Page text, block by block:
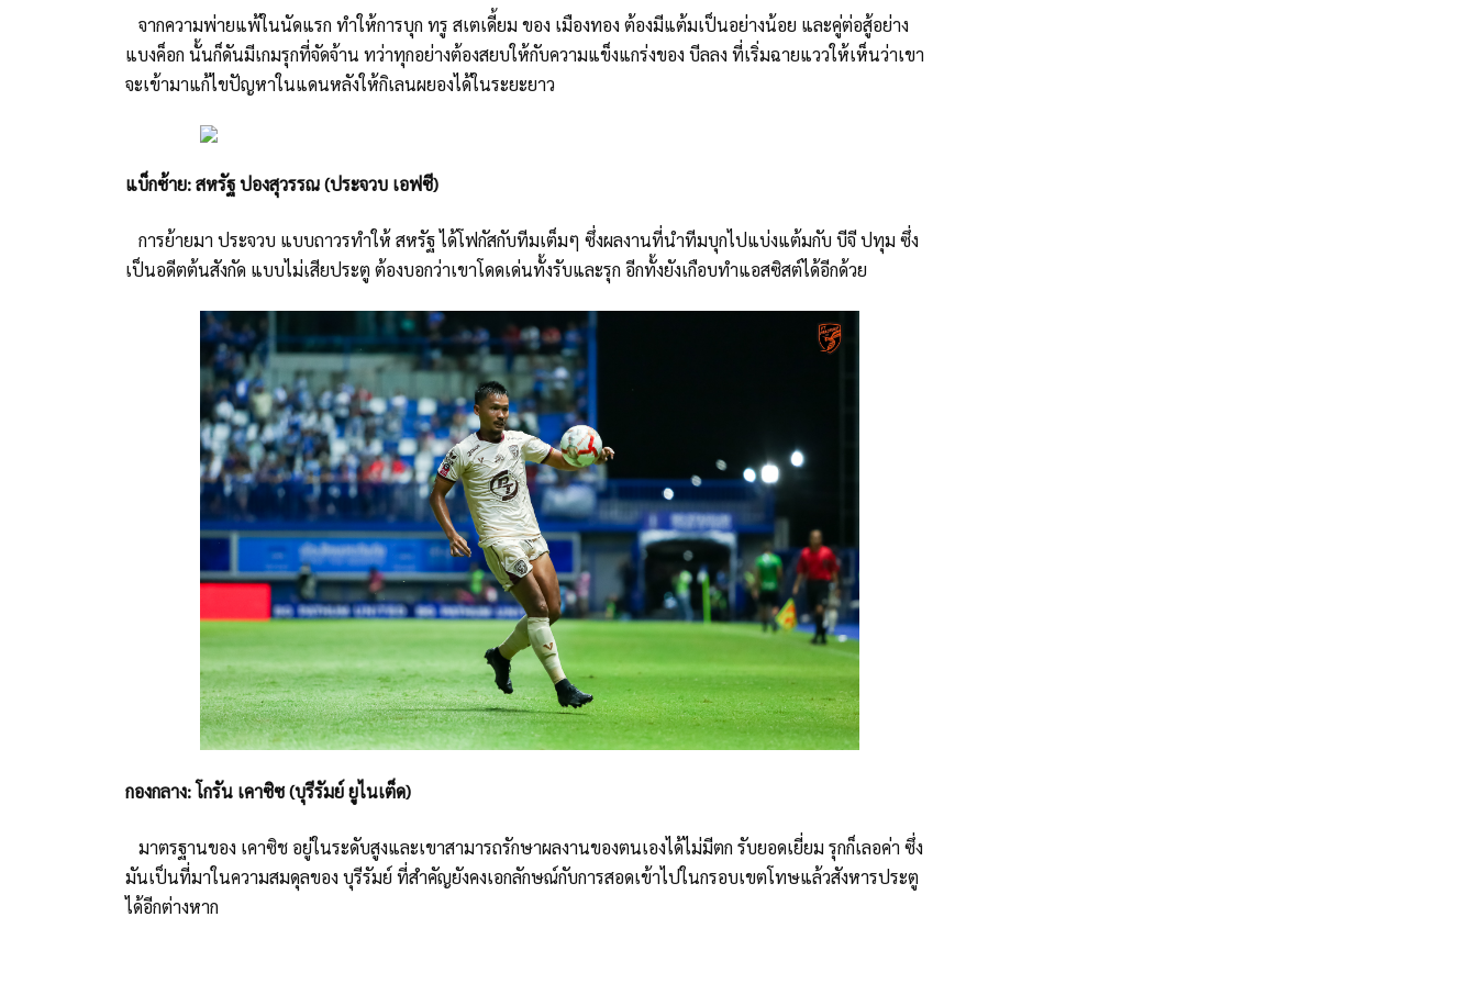
จากความพ่ายแพ้ในนัดแรก ทำให้การบุก ทรู สเตเดี้ยม ของ เมืองทอง ต้องมีแต้มเป็นอย่างน้อย และคู่ต่อสู้อย่าง
แบงค็อก นั้นก็ดันมีเกมรุกที่จัดจ้าน ทว่าทุกอย่างต้องสยบให้กับความแข็งแกร่งของ บีลลง ที่เริ่มฉายแววให้เห็นว่าเขา
จะเข้ามาแก้ไขปัญหาในแดนหลังให้กิเลนผยองได้ในระยะยาว
แบ็กซ้าย: สหรัฐ ปองสุวรรณ (ประจวบ เอฟซี)
การย้ายมา ประจวบ แบบถาวรทำให้ สหรัฐ ได้โฟกัสกับทีมเต็มๆ ซึ่งผลงานที่นำทีมบุกไปแบ่งแต้มกับ บีจี ปทุม ซึ่ง
เป็นอดีตต้นสังกัด แบบไม่เสียประตู ต้องบอกว่าเขาโดดเด่นทั้งรับและรุก อีกทั้งยังเกือบทำแอสซิสต์ได้อีกด้วย
กองกลาง: โกรัน เคาซิซ (บุรีรัมย์ ยูไนเต็ด)
มาตรฐานของ เคาซิช อยู่ในระดับสูงและเขาสามารถรักษาผลงานของตนเองได้ไม่มีตก รับยอดเยี่ยม รุกก็เลอค่า ซึ่ง
มันเป็นที่มาในความสมดุลของ บุรีรัมย์ ที่สำคัญยังคงเอกลักษณ์กับการสอดเข้าไปในกรอบเขตโทษแล้วสังหารประตู
ได้อีกต่างหาก